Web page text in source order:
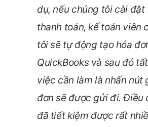
dụ, nếu chúng tôi cài
thanh toán, kế toán viên
tôi sẽ tự động tạo hóa
QuickBooks và sau đó
việc cần làm là nhấn nút
đơn sẽ được gửi đi. Điều
đã tiết kiệm được rất